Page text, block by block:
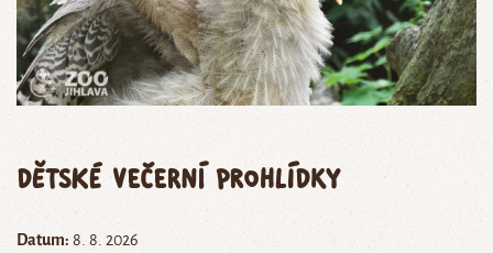
Dětské večerní prohlídky
Datum: 8. 8. 2026